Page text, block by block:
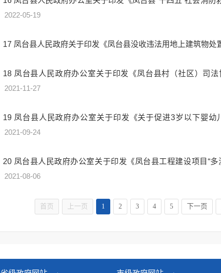
2022-05-19
17 凤台县人民政府关于印发《凤台县没收违法用地上建筑物处
18 凤台县人民政府办公室关于印发《凤台县村（社区）司
2021-11-27
19 凤台县人民政府办公室关于印发《关于促进3岁以下婴幼
2021-09-24
20 凤台县人民政府办公室关于印发《凤台县工程建设项目“多
2021-08-06
首页 上一页 1 2 3 4 5 下一页